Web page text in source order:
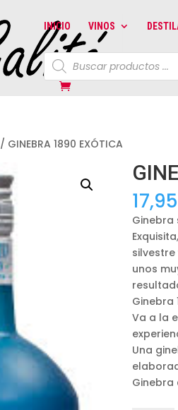
INICIO VINOS
Búsqueda
de
productos
/ GINEBRA 1890 EXÓTICA
17,95
Ginebra
unos
Ginebra
Va a la
Una
Ginebra